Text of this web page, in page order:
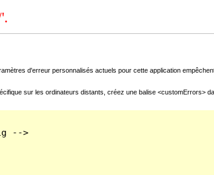
d'erreur personnalisés actuels pour cette application
sur les ordinateurs distants, créez une balise <customErrors>
-->